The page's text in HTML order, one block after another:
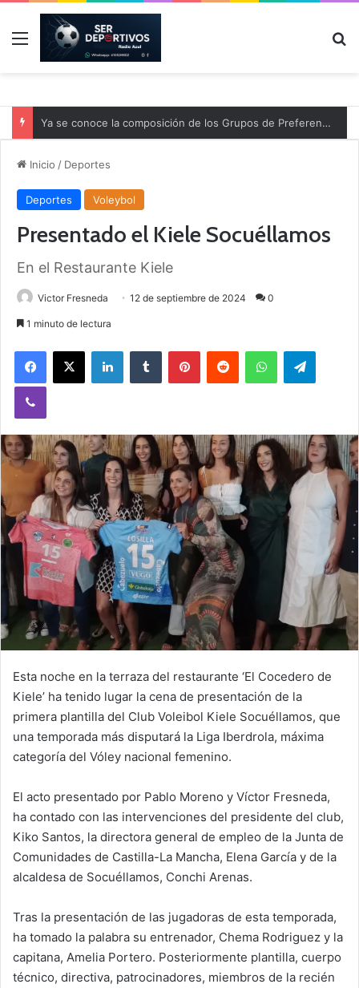
Menú
Ya se conoce la composición de los Grupos de Preferente y el calendario
Inicio / Deportes
Deportes Voleybol
Presentado el Kiele Socuéllamos
En el Restaurante Kiele
Victor Fresneda 12 de septiembre de 2024 0
1 minuto de lectura
Esta noche en la terraza del restaurante ‘El Cocedero de
Kiele’ ha tenido lugar la cena de presentación de la
primera plantilla del Club Voleibol Kiele Socuéllamos, que
una temporada más disputará la Liga Iberdrola, máxima
categoría del Vóley nacional femenino.
El acto presentado por Pablo Moreno y Víctor Fresneda,
ha contado con las intervenciones del presidente del club,
Kiko Santos, la directora general de empleo de la Junta de
Comunidades de Castilla-La Mancha, Elena García y de la
alcaldesa de Socuéllamos, Conchi Arenas.
Tras la presentación de las jugadoras de esta temporada,
ha tomado la palabra su entrenador, Chema Rodriguez y la
capitana, Amelia Portero. Posteriormente plantilla, cuerpo
técnico, directiva, patrocinadores, miembros de la recién